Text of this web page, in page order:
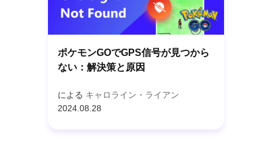
ポケモンGOでGPS信号が見つから
ない：解決策と原因
による キャロライン・ライアン
2024.08.28